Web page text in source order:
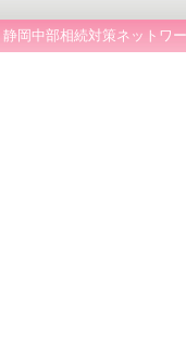
静岡中部相続対策ネット